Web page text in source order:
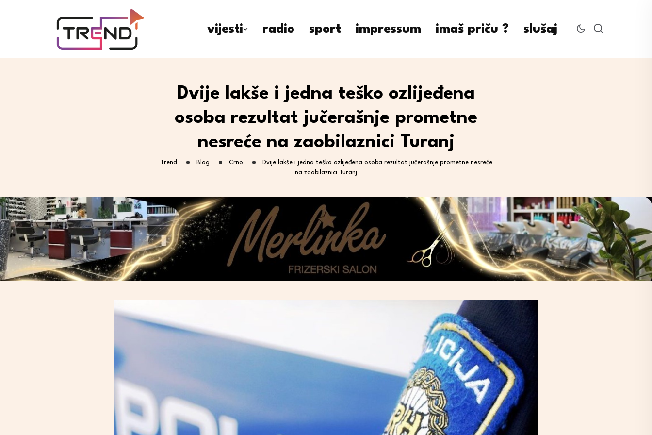
vijesti radio sport impressum imaš priču ? slušaj
Dvije lakše i jedna teško ozlijeđena
osoba rezultat jučerašnje prometne
nesreće na zaobilaznici Turanj
Trend Blog Crno
Dvije lakše i jedna teško ozlijeđena osoba rezultat jučerašnje prometne nesreće
na zaobilaznici Turanj